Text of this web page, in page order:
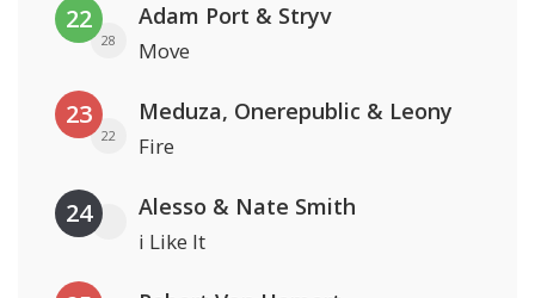
22
28
Adam Port & Stryv
Move
23
22
Meduza, Onerepublic & Leony
Fire
24 Alesso & Nate Smith
i Like It